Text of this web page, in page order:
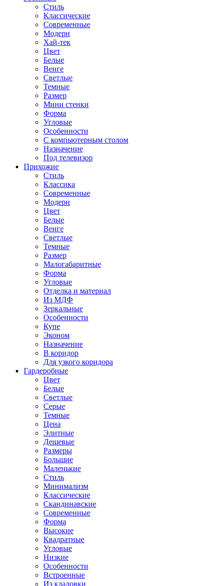
Стиль
Классические
Современные
Модерн
Хай-тек
Цвет
Белые
Венге
Светлые
Темные
Размер
Мини стенки
Форма
Угловые
Особенности
С компьютерным столом
Назначение
Под телевизор
Прихожие
Стиль
Классика
Современные
Модерн
Цвет
Белые
Венге
Светлые
Темные
Размер
Малогабаритные
Форма
Угловые
Отделка и материал
Из МДФ
Зеркальные
Особенности
Купе
Эконом
Назначение
В коридор
Для узкого коридора
Гардеробные
Цвет
Белые
Светлые
Серые
Темные
Цена
Элитные
Дешевые
Размеры
Большие
Маленькие
Стиль
Минимализм
Классические
Скандинавские
Современные
Форма
Высокие
Квадратные
Угловые
Низкие
Особенности
Встроенные
Из кладовки